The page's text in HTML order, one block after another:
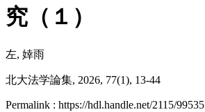
究（１）
左, 婞雨
北大法学論集, 2026, 77(1), 13-44
Permalink : https://hdl.handle.net/2115/99535